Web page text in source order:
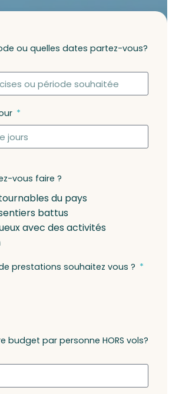
ou quelles dates partez-vous?
vous faire ?
du pays
battus
avec des activités
prestations souhaitez vous ?
budget par personne HORS vols?